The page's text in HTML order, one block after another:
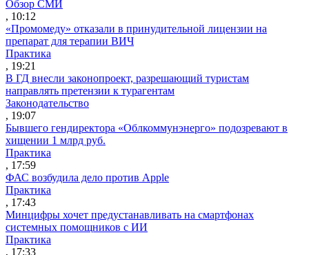
Обзор СМИ
, 10:12
«Промомеду» отказали в принудительной лицензии на
препарат для терапии ВИЧ
Практика
, 19:21
В ГД внесли законопроект, разрешающий туристам
направлять претензии к турагентам
Законодательство
, 19:07
Бывшего гендиректора «Облкоммунэнерго» подозревают в
хищении 1 млрд руб.
Практика
, 17:59
ФАС возбудила дело против Apple
Практика
, 17:43
Минцифры хочет предустанавливать на смартфонах
системных помощников с ИИ
Практика
, 17:33